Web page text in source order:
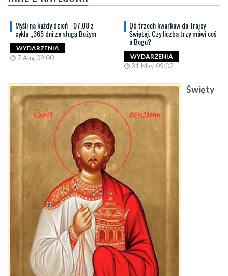
Myśli na każdy dzień - 07.08 z
cyklu „365 dni ze sługą Bożym
WYDARZENIA
7 Aug 09:00
Od trzech kwarków do Trójcy
Świętej. Czy liczba trzy mówi coś
o Bogu?
WYDARZENIA
31 May 09:02
Święty